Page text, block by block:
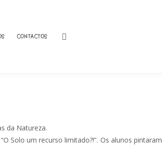
CONTACTOS
da Natureza.
Solo um recurso limitado?!”. Os alunos pintaram